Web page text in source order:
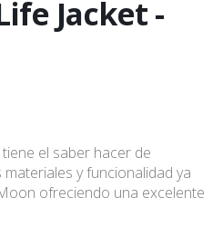
Jacket -
el saber hacer de
y funcionalidad ya
ofreciendo una excelente